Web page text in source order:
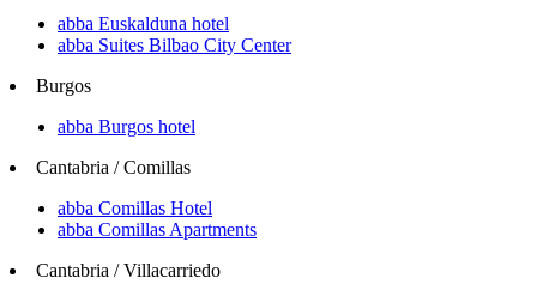
abba Euskalduna hotel
abba Suites Bilbao City Center
Burgos
abba Burgos hotel
Cantabria / Comillas
abba Comillas Hotel
abba Comillas Apartments
Cantabria / Villacarriedo